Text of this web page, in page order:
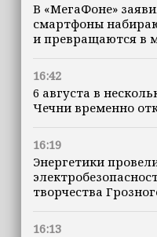
В «МегаФоне»
смартфоны
и превращаются в
16:42
6 августа в
Чечни временно
16:19
Энергетики
творчества
16:13